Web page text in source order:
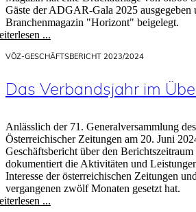
Gäste der ADGAR-Gala 2025 ausgegeben
Branchenmagazin "Horizont" beigelegt.
...
VÖZ-GESCHÄFTSBERICHT 2023/2024
Das Verbandsjahr im
Anlässlich der 71. Generalversammlung
Österreichischer Zeitungen am 20. Juni
Geschäftsbericht über den
dokumentiert die Aktivitäten und
Interesse der österreichischen Zeitungen
vergangenen zwölf Monaten gesetzt hat.
...